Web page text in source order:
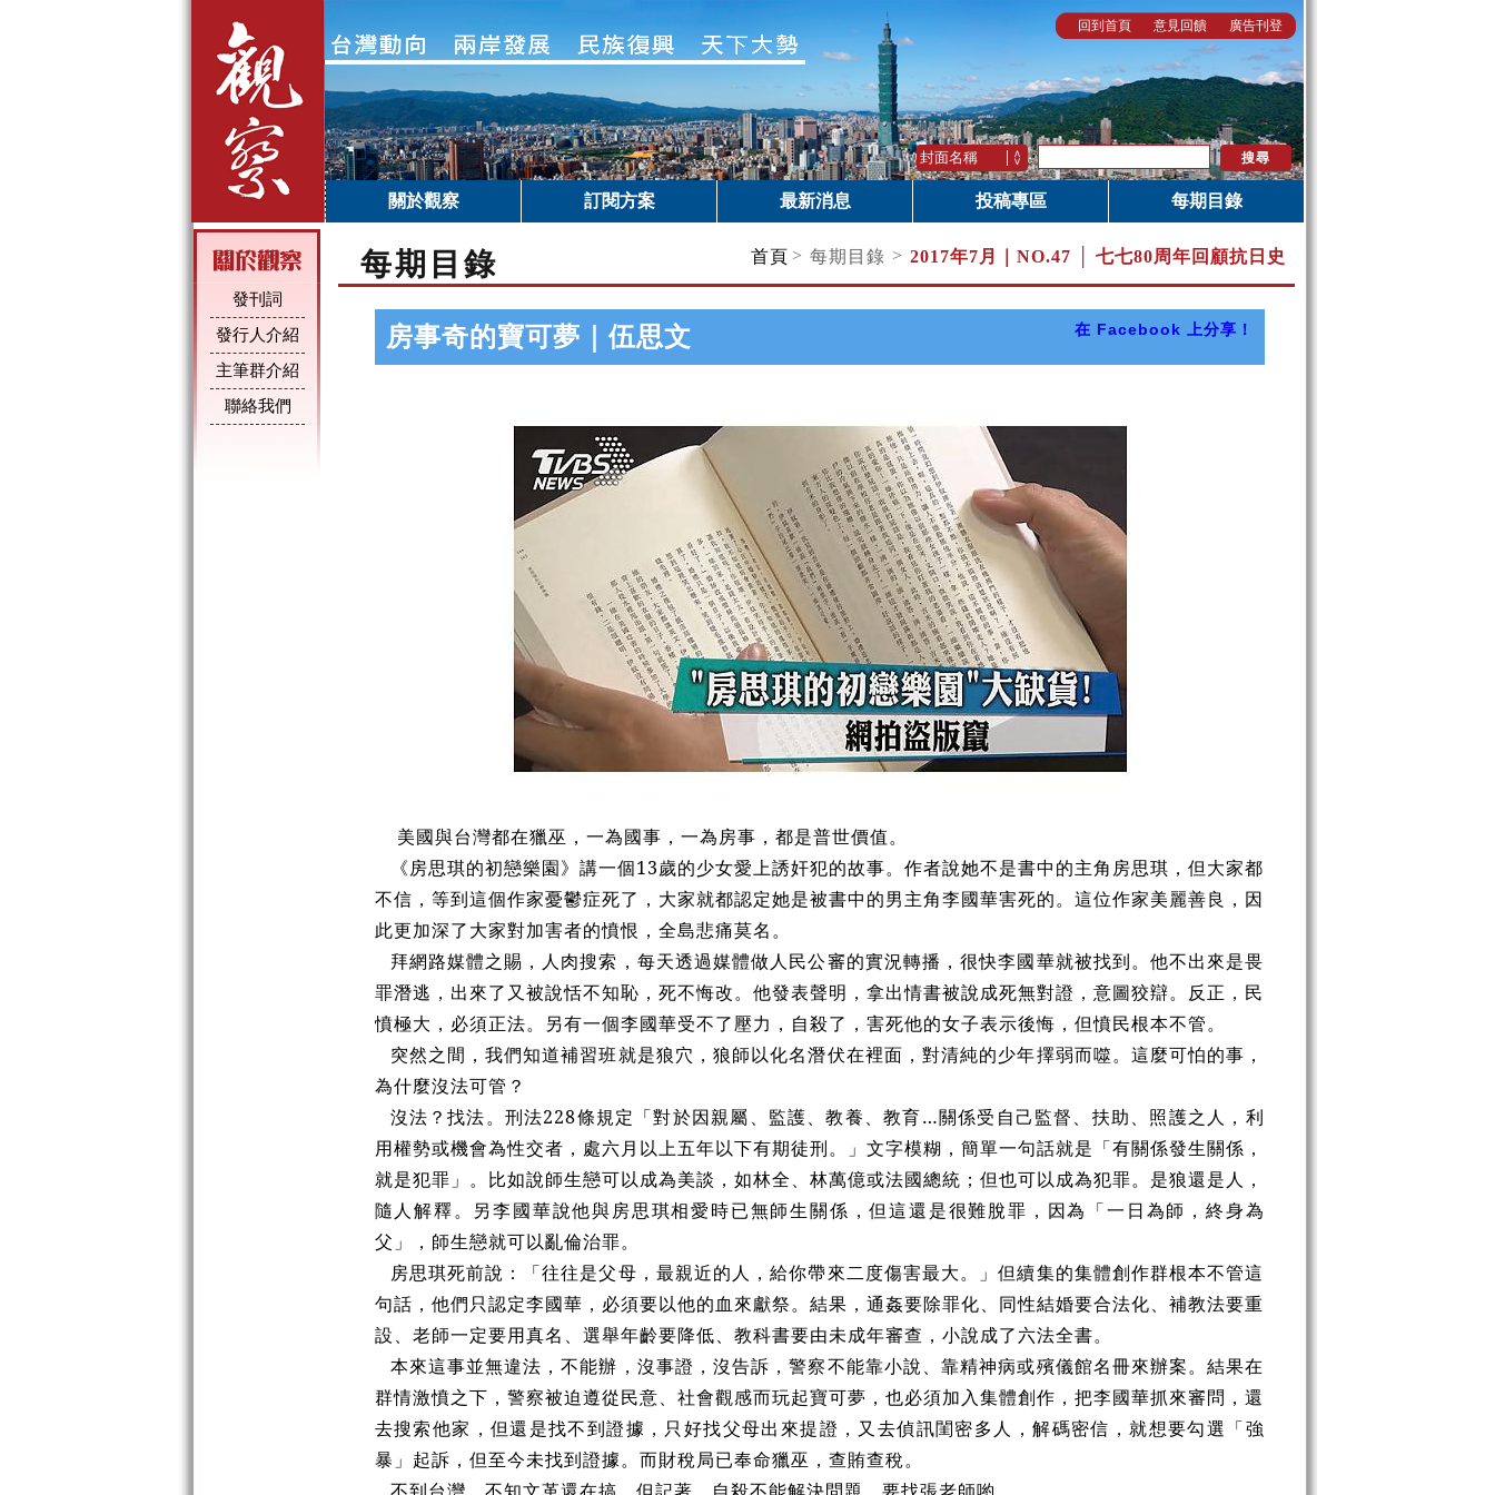
回到首頁 意見回饋 廣告刊登
關於觀察 訂閱方案 最新消息 投稿專區 每期目錄
發刊詞
發行人介紹
主筆群介紹
聯絡我們
每期目錄 首頁 > 每期目錄 > 2017年7月｜ NO.47 │ 七七80周年回顧抗日史
房事奇的寶可夢｜伍思文 在 Facebook 上分享！
美國與台灣都在獵巫，一為國事，一為房事，都是普世價值。
《房思琪的初戀樂園》講一個13歲的少女愛上誘奸犯的故事。作者說她不是書中的主角房思琪，但大家都
不信，等到這個作家憂鬱症死了，大家就都認定她是被書中的男主角李國華害死的。這位作家美麗善良，因
此更加深了大家對加害者的憤恨，全島悲痛莫名。
拜網路媒體之賜，人肉搜索，每天透過媒體做人民公審的實況轉播，很快李國華就被找到。他不出來是畏
罪潛逃，出來了又被說恬不知恥，死不悔改。他發表聲明，拿出情書被說成死無對證，意圖狡辯。反正，民
憤極大，必須正法。另有一個李國華受不了壓力，自殺了，害死他的女子表示後悔，但憤民根本不管。
突然之間，我們知道補習班就是狼穴，狼師以化名潛伏在裡面，對清純的少年擇弱而噬。這麼可怕的事，
為什麼沒法可管？
沒法？找法。刑法228條規定「對於因親屬、監護、教養、教育…關係受自己監督、扶助、照護之人，利
用權勢或機會為性交者，處六月以上五年以下有期徒刑。」文字模糊，簡單一句話就是「有關係發生關係，
就是犯罪」。比如說師生戀可以成為美談，如林全、林萬億或法國總統；但也可以成為犯罪。是狼還是人，
隨人解釋。另李國華說他與房思琪相愛時已無師生關係，但這還是很難脫罪，因為「一日為師，終身為
父」，師生戀就可以亂倫治罪。
房思琪死前說：「往往是父母，最親近的人，給你帶來二度傷害最大。」但續集的集體創作群根本不管這
句話，他們只認定李國華，必須要以他的血來獻祭。結果，通姦要除罪化、同性結婚要合法化、補教法要重
設、老師一定要用真名、選舉年齡要降低、教科書要由未成年審查，小說成了六法全書。
本來這事並無違法，不能辦，沒事證，沒告訴，警察不能靠小說、靠精神病或殯儀館名冊來辦案。結果在
群情激憤之下，警察被迫遵從民意、社會觀感而玩起寶可夢，也必須加入集體創作，把李國華抓來審問，還
去搜索他家，但還是找不到證據，只好找父母出來提證，又去偵訊閨密多人，解碼密信，就想要勾選「強
暴」起訴，但至今未找到證據。而財稅局已奉命獵巫，查賄查稅。